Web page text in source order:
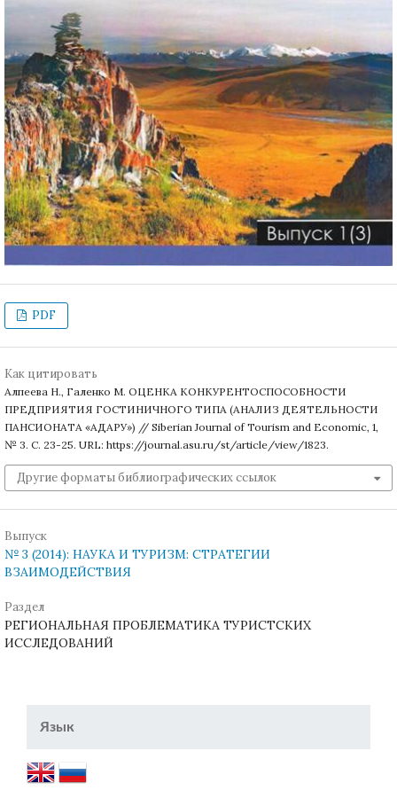
PDF
Как цитировать
Алпеева Н., Галенко М. ОЦЕНКА КОНКУРЕНТОСПОСОБНОСТИ
ПРЕДПРИЯТИЯ ГОСТИНИЧНОГО ТИПА (АНАЛИЗ ДЕЯТЕЛЬНОСТИ
ПАНСИОНАТА «АДАРУ») // Siberian Journal of Tourism and Economic, 1,
№ 3. С. 23-25. URL: https://journal.asu.ru/st/article/view/1823.
Другие форматы библиографических ссылок
Выпуск
№ 3 (2014): НАУКА И ТУРИЗМ: СТРАТЕГИИ
ВЗАИМОДЕЙСТВИЯ
Раздел
РЕГИОНАЛЬНАЯ ПРОБЛЕМАТИКА ТУРИСТСКИХ
ИССЛЕДОВАНИЙ
Язык